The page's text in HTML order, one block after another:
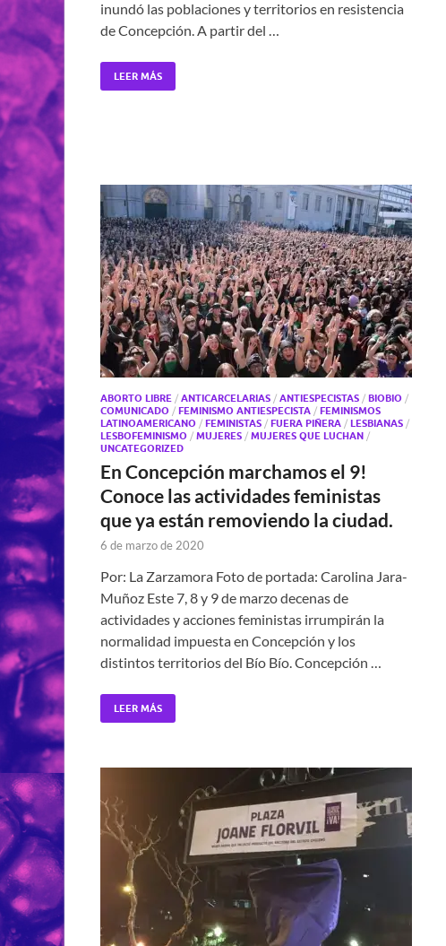
inundó las poblaciones y territorios en resistencia
de Concepción. A partir del …
LEER MÁS
ABORTO LIBRE / ANTICARCELARIAS / ANTIESPECISTAS / BIOBIO /
COMUNICADO / FEMINISMO ANTIESPECISTA / FEMINISMOS
LATINOAMERICANO / FEMINISTAS / FUERA PIÑERA / LESBIANAS /
LESBOFEMINISMO / MUJERES / MUJERES QUE LUCHAN /
UNCATEGORIZED
En Concepción marchamos el 9!
Conoce las actividades feministas
que ya están removiendo la ciudad.
6 de marzo de 2020
Por: La Zarzamora Foto de portada: Carolina Jara-
Muñoz Este 7, 8 y 9 de marzo decenas de
actividades y acciones feministas irrumpirán la
normalidad impuesta en Concepción y los
distintos territorios del Bío Bío. Concepción …
LEER MÁS